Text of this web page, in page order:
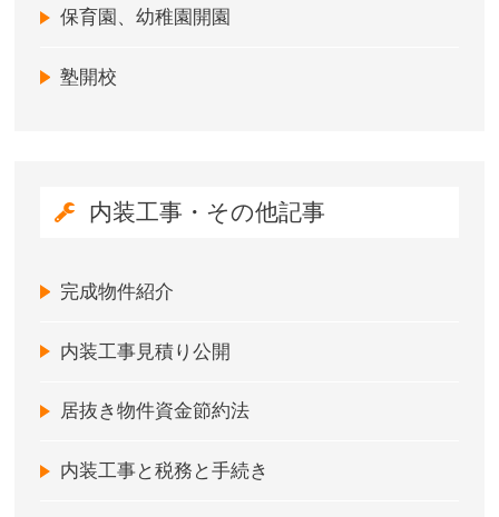
保育園、幼稚園開園
塾開校
内装工事・その他記事
完成物件紹介
内装工事見積り公開
居抜き物件資金節約法
内装工事と税務と手続き